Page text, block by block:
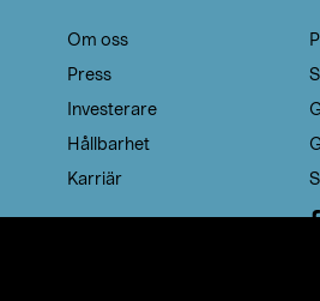
Om oss
Press
Investerare
Hållbarhet
Karriär